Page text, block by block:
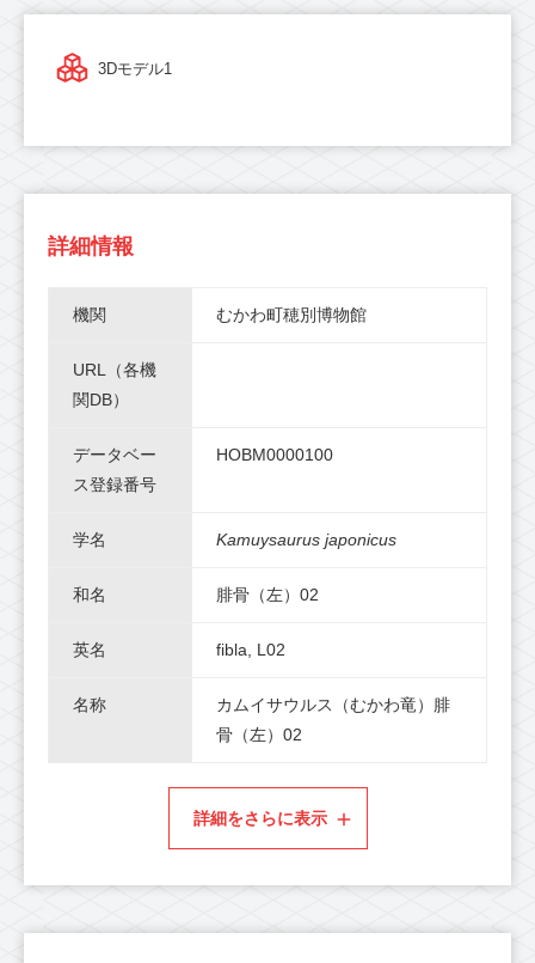
3Dモデル1
詳細情報
機関 むかわ町穂別博物館
URL（各機
関DB）
データベー
ス登録番号
HOBM0000100
学名 Kamuysaurus japonicus
和名 腓骨（左）02
英名 fibla, L02
名称
カムイサウルス（むかわ竜）腓
骨（左）02
詳細をさらに表示